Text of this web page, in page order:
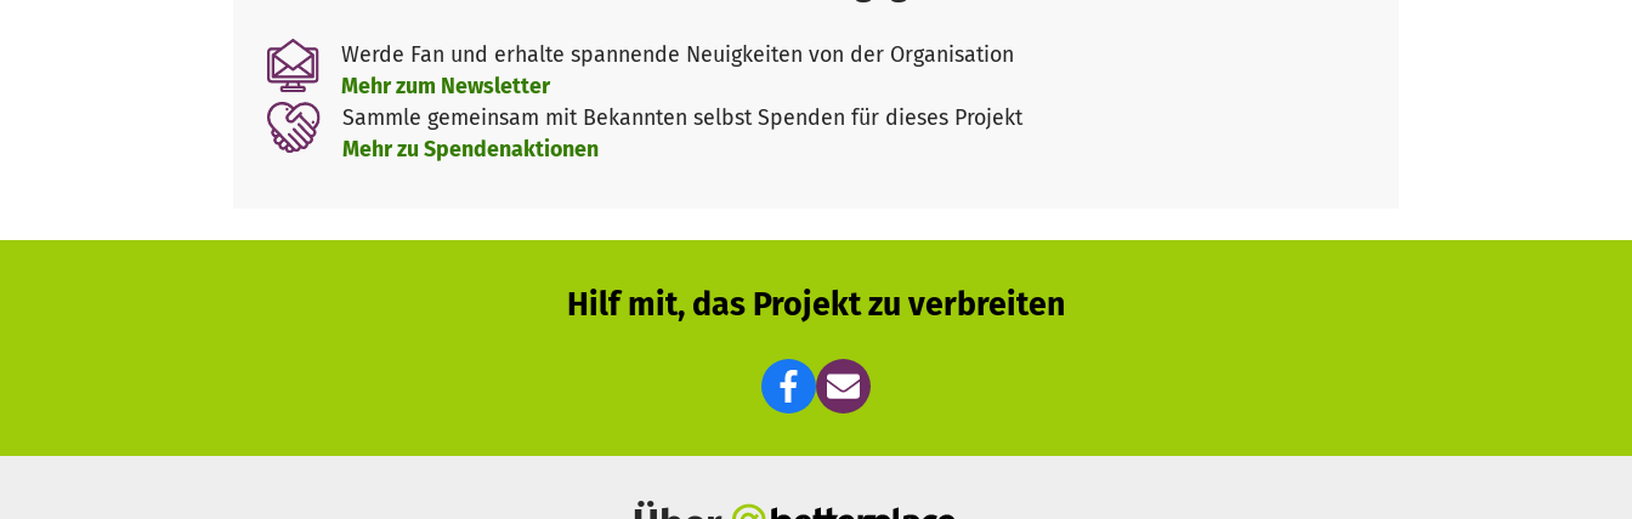
Werde Fan und erhalte spannende Neuigkeiten von der Organisation
Mehr zum Newsletter
Sammle gemeinsam mit Bekannten selbst Spenden für dieses Projekt
Mehr zu Spendenaktionen
Hilf mit, das Projekt zu verbreiten